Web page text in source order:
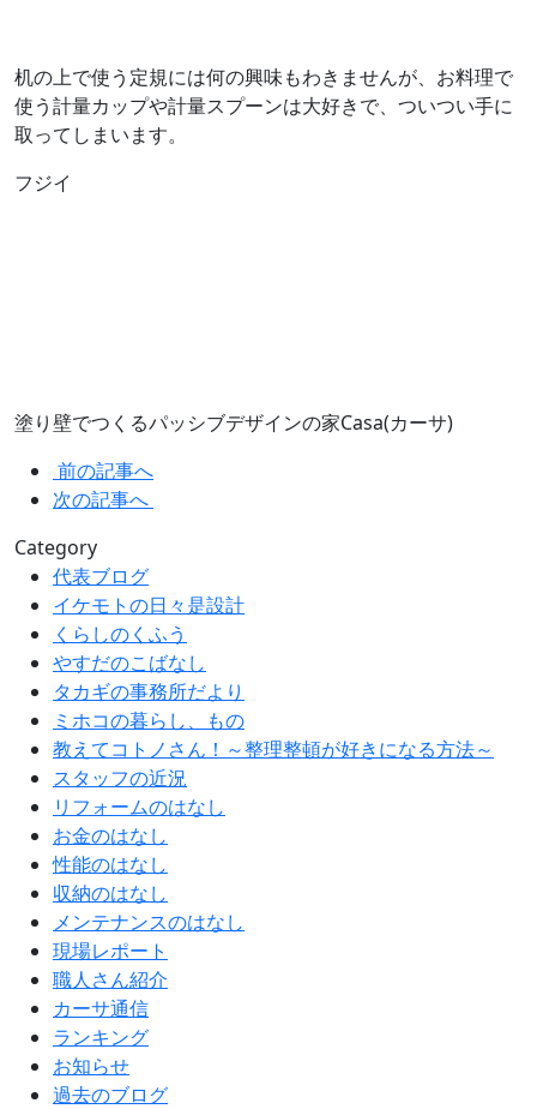
机の上で使う定規には何の興味もわきませんが、お料理で
使う計量カップや計量スプーンは大好きで、ついつい手に
取ってしまいます。
フジイ
塗り壁でつくるパッシブデザインの家Casa(カーサ)
前の記事へ
次の記事へ
Category
代表ブログ
イケモトの日々是設計
くらしのくふう
やすだのこばなし
タカギの事務所だより
ミホコの暮らし、もの
教えてコトノさん！～整理整頓が好きになる方法～
スタッフの近況
リフォームのはなし
お金のはなし
性能のはなし
収納のはなし
メンテナンスのはなし
現場レポート
職人さん紹介
カーサ通信
ランキング
お知らせ
過去のブログ